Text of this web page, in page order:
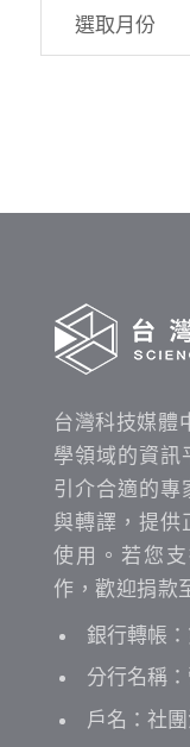
台灣科技媒體
學領域的資訊
引介合適的專
與轉譯，提供
使用。若您
作，歡迎捐款
銀行轉帳：
分行名稱
戶名：社